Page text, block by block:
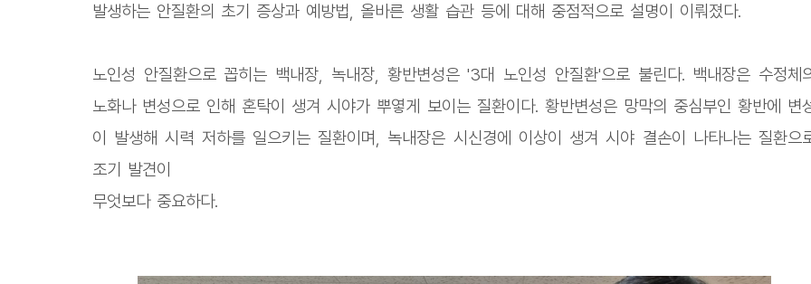
발생하는 안질환의 초기 증상과 예방법, 올바른 생활 습관 등에 대해 중점적으로 설명이 이뤄졌다.
노인성 안질환으로 꼽히는 백내장, 녹내장, 황반변성은 '3대 노인성 안질환'으로 불린다. 백내장은 수정체
노화나 변성으로 인해 혼탁이 생겨 시야가 뿌옇게 보이는 질환이다. 황반변성은 망막의 중심부인 황반에 변
이 발생해 시력 저하를 일으키는 질환이며, 녹내장은 시신경에 이상이 생겨 시야 결손이 나타나는 질환으
조기 발견이
무엇보다 중요하다.